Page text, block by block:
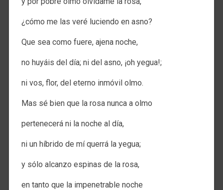
¿cómo me las veré luciendo en asno?
Que sea como fuere, ajena noche,
no huyáis del día; ni del asno, ¡oh yegua!;
ni vos, flor, del eterno inmóvil olmo.
Mas sé bien que la rosa nunca a olmo
pertenecerá ni la noche al día,
ni un híbrido de mí querrá la yegua;
y sólo alcanzo espinas de la rosa,
en tanto que la impenetrable noche